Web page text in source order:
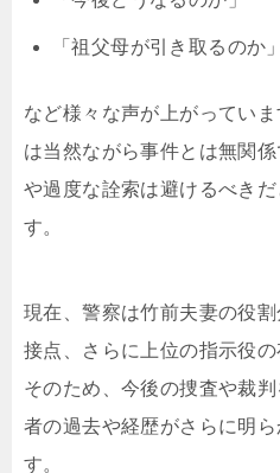
「祖父母が引き取るのか」
など様々な声が上がってい
は当然ながら事件とは無関
や過度な詮索は避けるべき
す。
現在、警察は竹前夫妻の役
接点、さらに上位の指示役の
そのため、今後の捜査や裁
者の過去や経歴がさらに明
す。